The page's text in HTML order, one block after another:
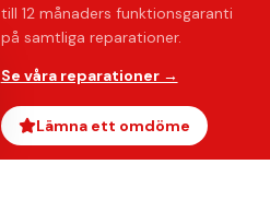
till 12 månaders funktionsgaranti
på samtliga reparationer.
Se våra reparationer →
Lämna ett omdöme